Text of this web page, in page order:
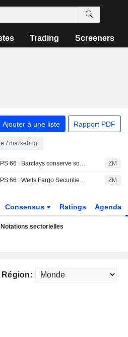
Trading Screeners
Ajouter à une liste Rapport PDF
/ marketing
PHILLIPS 66 : Barclays conserve son opinion négative ZM
PHILLIPS 66 : Wells Fargo Securities maintient son opinion vendeuse ZM
Consensus Ratings Agenda
Notations sectorielles
Région: